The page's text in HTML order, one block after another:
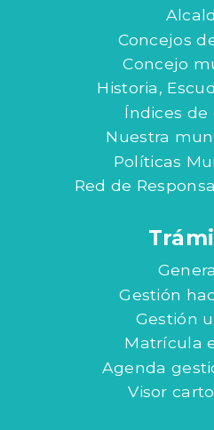
Concejos
Concejo
Historia,
Índices de
Nuestra
Políticas
Red de
Gestión
Gestión
Matrícula
Agenda
Visor